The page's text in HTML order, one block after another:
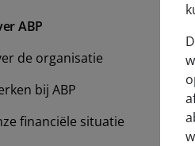
ABP
de organisatie
bij ABP
financiële situatie